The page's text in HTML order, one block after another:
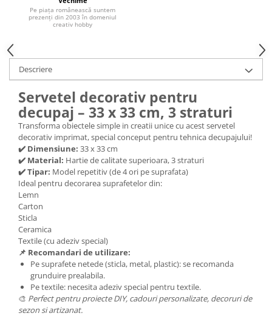
Hartie craft
Carton/Hartie Scrapbooking
Carton/Hartie unicolor
Hartie creponata
Hartie dantelata
Hartie matase
Hartie origami
Hartie reciclata/manuala
Plicuri
Carton
Rame, albume, notesuri
Masti
Forme/Figurine carton
Panglici, snururi, sarma
Dantela
Panglici craciun
Panglici decor
Snur/sfoara/fir
Pe piața românească suntem
prezenți din 2003 în domeniul
creativ hobby
Descriere
Servetel decorativ pentru
decupaj – 33 x 33 cm, 3 straturi
Transforma obiectele simple in creatii unice cu acest servetel
decorativ imprimat, special conceput pentru tehnica decupajului!
✔️ Dimensiune: 33 x 33 cm
✔️ Material: Hartie de calitate superioara, 3 straturi
✔️ Tipar: Model repetitiv (de 4 ori pe suprafata)
Ideal pentru decorarea suprafetelor din:
Lemn
Carton
Sticla
Ceramica
Textile (cu adeziv special)
📌 Recomandari de utilizare:
Pe suprafete netede (sticla, metal, plastic): se recomanda
grunduire prealabila.
Pe textile: necesita adeziv special pentru textile.
🎨 Perfect pentru proiecte DIY, cadouri personalizate, decoruri de
sezon si artizanat.